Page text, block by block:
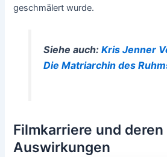
geschmälert wurde.
Siehe auch: Kris Jenner
Die Matriarchin des
Filmkarriere und
Auswirkungen